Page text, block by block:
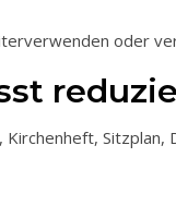
oder
Sitzplan,